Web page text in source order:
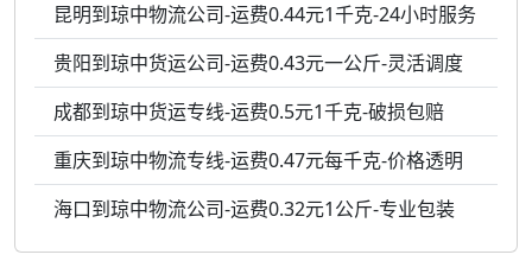
昆明到琼中物流公司-运费0.44元1千克-24小时服务
贵阳到琼中货运公司-运费0.43元一公斤-灵活调度
成都到琼中货运专线-运费0.5元1千克-破损包赔
重庆到琼中物流专线-运费0.47元每千克-价格透明
海口到琼中物流公司-运费0.32元1公斤-专业包装